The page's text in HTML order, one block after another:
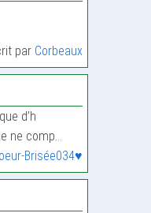
par Corbeaux
d’h
ne comp…
Brisée034♥